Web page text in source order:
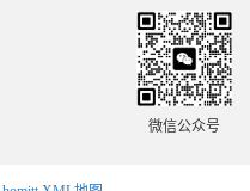
微信公众号